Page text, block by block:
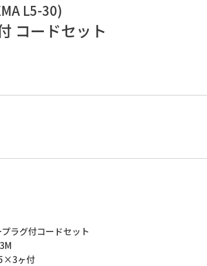
L5-30)
コードセット
ラグ付コードセット
ヶ付